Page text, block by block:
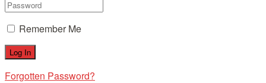
Remember Me
Forgotten Password?